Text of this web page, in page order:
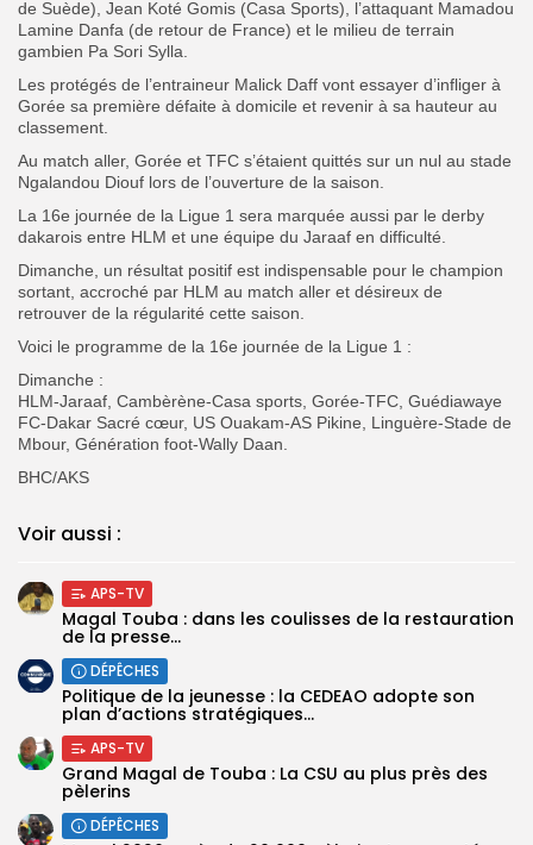
de Suède), Jean Koté Gomis (Casa Sports), l’attaquant Mamadou
Lamine Danfa (de retour de France) et le milieu de terrain
gambien Pa Sori Sylla.
Les protégés de l’entraineur Malick Daff vont essayer d’infliger à
Gorée sa première défaite à domicile et revenir à sa hauteur au
classement.
Au match aller, Gorée et TFC s’étaient quittés sur un nul au stade
Ngalandou Diouf lors de l’ouverture de la saison.
La 16e journée de la Ligue 1 sera marquée aussi par le derby
dakarois entre HLM et une équipe du Jaraaf en difficulté.
Dimanche, un résultat positif est indispensable pour le champion
sortant, accroché par HLM au match aller et désireux de
retrouver de la régularité cette saison.
Voici le programme de la 16e journée de la Ligue 1 :
Dimanche :
HLM-Jaraaf, Cambèrène-Casa sports, Gorée-TFC, Guédiawaye
FC-Dakar Sacré cœur, US Ouakam-AS Pikine, Linguère-Stade de
Mbour, Génération foot-Wally Daan.
BHC/AKS
Voir aussi :
APS-TV
Magal Touba : dans les coulisses de la restauration
de la presse...
DÉPÊCHES
Politique de la jeunesse : la CEDEAO adopte son
plan d’actions stratégiques...
APS-TV
Grand Magal de Touba : La CSU au plus près des
pèlerins
DÉPÊCHES